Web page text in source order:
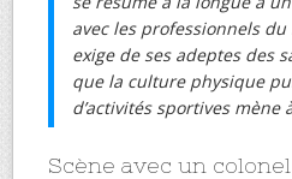
avec les professionnels
exige de ses adeptes des
que la culture physique
d’activités sportives mène
Scène avec un